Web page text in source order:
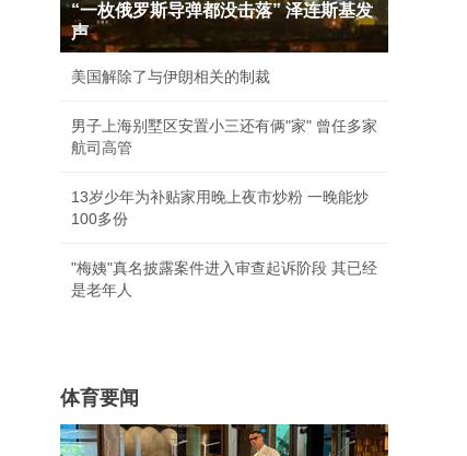
“一枚俄罗斯导弹都没击落” 泽连斯基发
声
美国解除了与伊朗相关的制裁
男子上海别墅区安置小三还有俩"家" 曾任多家
航司高管
13岁少年为补贴家用晚上夜市炒粉 一晚能炒
100多份
"梅姨"真名披露案件进入审查起诉阶段 其已经
是老年人
体育要闻